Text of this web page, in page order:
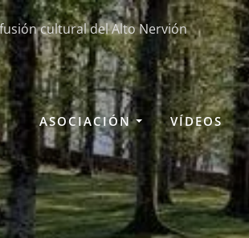
cultural del Alto Nervión
ASOCIACIÓN VÍDEOS